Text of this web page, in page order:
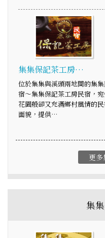
集集保記茶工房…
位於集集與溪頭兩地間的集
宿～集集保記茶工房民宿，
花園般卻又充滿鄉村風情的
面貌，提供…
更
集